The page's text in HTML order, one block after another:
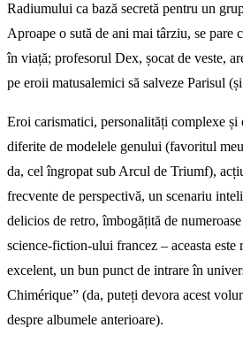
Radiumului ca bază secretă pentru un
Aproape o sută de ani mai târziu, se pare
în viață; profesorul Dex, șocat de veste,
pe eroii matusalemici să salveze Parisul
Eroi carismatici, personalități complexe
diferite de modelele genului (favoritul
da, cel îngropat sub Arcul de Triumf),
frecvente de perspectivă, un scenariu
delicios de retro, îmbogățită de
science-fiction-ului francez – aceasta este
excelent, un bun punct de intrare în
Chimérique” (da, puteți devora acest
despre albumele anterioare).